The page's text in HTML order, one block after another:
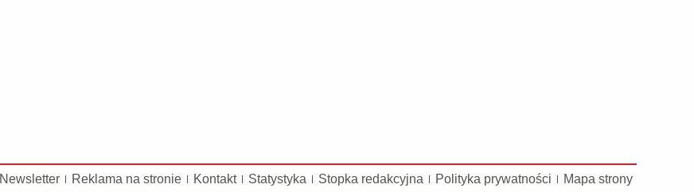
Newsletter Reklama na stronie Kontakt Statystyka Stopka redakcyjna Polityka prywatności Mapa strony